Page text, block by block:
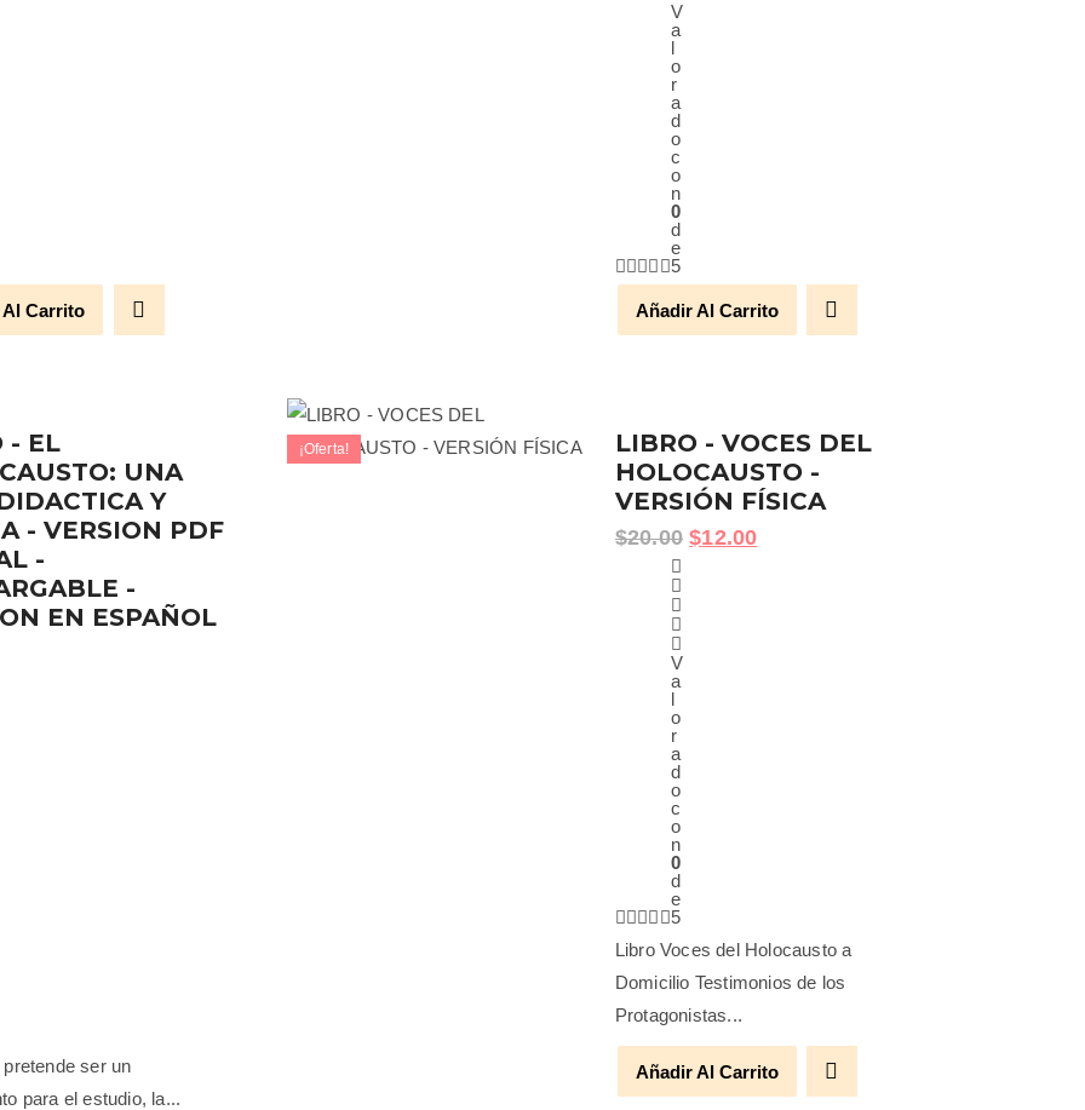
Carrito
V
a
l
o
r
a
d
o
c
o
n
0
d
e
5
Añadir Al Carrito
- EL
UNA
Y
- VERSION PDF
-
-
EN ESPAÑOL
ser un
para el estudio, la...
¡Oferta!
LIBRO - VOCES DEL
HOLOCAUSTO -
VERSIÓN FÍSICA
$20.00 $12.00
V
a
l
o
r
a
d
o
c
o
n
0
d
e
5
Libro Voces del Holocausto a
Domicilio Testimonios de los
Protagonistas...
Añadir Al Carrito